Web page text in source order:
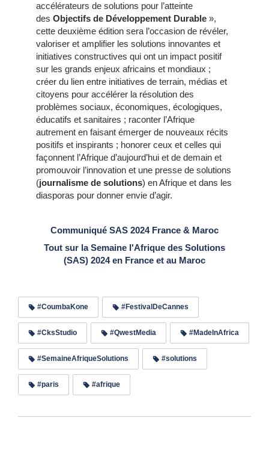
accélérateurs de solutions pour l’atteinte
des Objectifs de Développement Durable »,
cette deuxième édition sera l’occasion de révéler,
valoriser et amplifier les solutions innovantes et
initiatives constructives qui ont un impact positif
sur les grands enjeux africains et mondiaux ;
créer du lien entre initiatives de terrain, médias et
citoyens pour accélérer la résolution des
problèmes sociaux, économiques, écologiques,
éducatifs et sanitaires ; raconter l’Afrique
autrement en faisant émerger de nouveaux récits
positifs et inspirants ; honorer ceux et celles qui
façonnent l’Afrique d’aujourd’hui et de demain et
promouvoir l’innovation et une presse de solutions
(journalisme de solutions) en Afrique et dans les
diasporas pour donner envie d’agir.
Communiqué SAS 2024 France & Maroc
Tout sur la Semaine l'Afrique des Solutions
(SAS) 2024 en France et au Maroc
#CoumbaKone #FestivalDeCannes
#CksStudio #QwestMedia #MadeInAfrica
#SemaineAfriqueSolutions #solutions
#paris #afrique